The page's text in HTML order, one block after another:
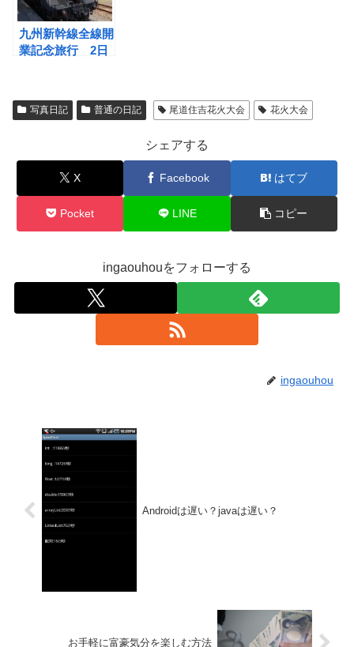
九州新幹線全線開
業記念旅行 2日
写真日記 普通の日記 尾道住吉花火大会 花火大会
シェアする
X Facebook はてブ
Pocket LINE コピー
ingaouhouをフォローする
ingaouhou
Androidは遅い？javaは遅い？
お手軽に富豪気分を楽しむ方法